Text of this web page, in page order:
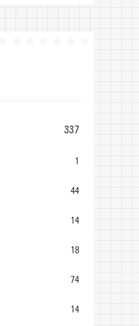
337
1
44
14
18
74
14